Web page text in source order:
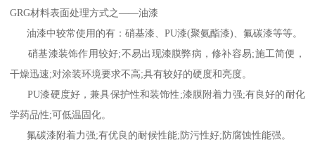
GRG材料表面处理方式之——油漆
油漆中较常使用的有：硝基漆、PU漆(聚氨酯漆)、氟碳漆等等。
硝基漆装饰作用较好;不易出现漆膜弊病，修补容易;施工简便，
干燥迅速;对涂装环境要求不高;具有较好的硬度和亮度。
PU漆硬度好，兼具保护性和装饰性;漆膜附着力强;有良好的耐化
学药品性;可低温固化。
氟碳漆附着力强;有优良的耐候性能;防污性好;防腐蚀性能强。